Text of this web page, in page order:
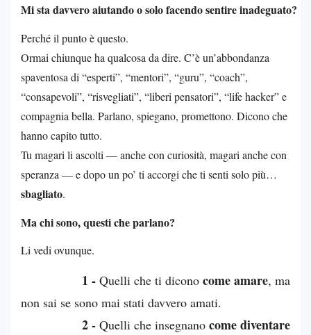
Mi sta davvero aiutando o solo facendo sentire inadeguato?
Perché il punto è questo.
Ormai chiunque ha qualcosa da dire. C’è un’abbondanza
spaventosa di “esperti”, “mentori”, “guru”, “coach”,
“consapevoli”, “risvegliati”, “liberi pensatori”, “life hacker” e
compagnia bella. Parlano, spiegano, promettono. Dicono che
hanno capito tutto.
Tu magari li ascolti — anche con curiosità, magari anche con
speranza — e dopo un po’ ti accorgi che ti senti solo più…
sbagliato.
Ma chi sono, questi che parlano?
Li vedi ovunque.
1 - Quelli che ti dicono come amare, ma
non sai se sono mai stati davvero amati.
2 - Quelli che insegnano come diventare